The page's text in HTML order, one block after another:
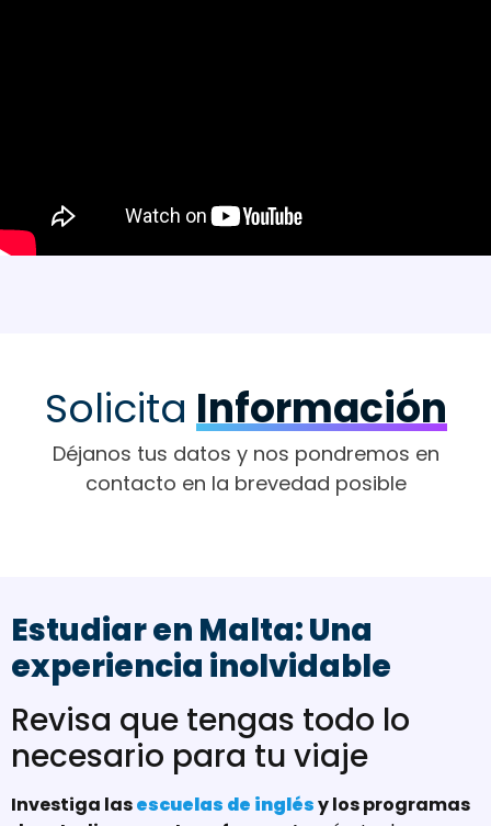
Solicita Información
Déjanos tus datos y nos pondremos en
contacto en la brevedad posible
Estudiar en Malta: Una
experiencia inolvidable
Revisa que tengas todo lo
necesario para tu viaje
Investiga lasescuelas de inglésy los programas